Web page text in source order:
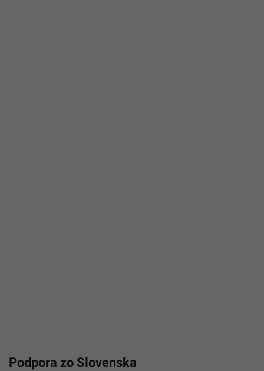
Podpora zo Slovenska